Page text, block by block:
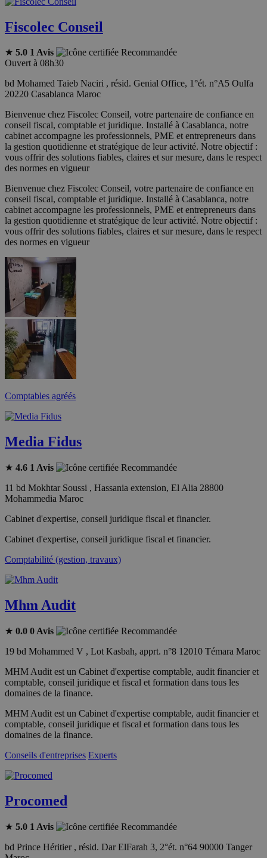
Fiscolec Conseil
★ 5.0 1 Avis
Recommandée
Ouvert à 08h30
bd Mohamed Taieb Naciri , résid. Genial Office, 1°ét. n°A5 Oulfa
20220 Casablanca Maroc
Bienvenue chez Fiscolec Conseil, votre partenaire de confiance en
conseil fiscal, comptable et juridique. Installé à Casablanca, notre
cabinet accompagne les professionnels, PME et entrepreneurs dans
la gestion quotidienne et stratégique de leur activité. Notre objectif :
vous offrir des solutions fiables, claires et sur mesure, dans le respect
des normes en vigueur
Bienvenue chez Fiscolec Conseil, votre partenaire de confiance en
conseil fiscal, comptable et juridique. Installé à Casablanca, notre
cabinet accompagne les professionnels, PME et entrepreneurs dans
la gestion quotidienne et stratégique de leur activité. Notre objectif :
vous offrir des solutions fiables, claires et sur mesure, dans le respect
des normes en vigueur
Comptables agréés
Media Fidus
★ 4.6 1 Avis
Recommandée
11 bd Mokhtar Soussi , Hassania extension, El Alia 28800
Mohammedia Maroc
Cabinet d'expertise, conseil juridique fiscal et financier.
Cabinet d'expertise, conseil juridique fiscal et financier.
Comptabilité (gestion, travaux)
Mhm Audit
★ 0.0 0 Avis
Recommandée
19 bd Mohammed V , Lot Kasbah, apprt. n°8 12010 Témara Maroc
MHM Audit est un Cabinet d'expertise comptable, audit financier et
comptable, conseil juridique et fiscal et formation dans tous les
domaines de la finance.
MHM Audit est un Cabinet d'expertise comptable, audit financier et
comptable, conseil juridique et fiscal et formation dans tous les
domaines de la finance.
Conseils d'entreprises Experts
Procomed
★ 5.0 1 Avis
Recommandée
bd Prince Héritier , résid. Dar ElFarah 3, 2°ét. n°64 90000 Tanger